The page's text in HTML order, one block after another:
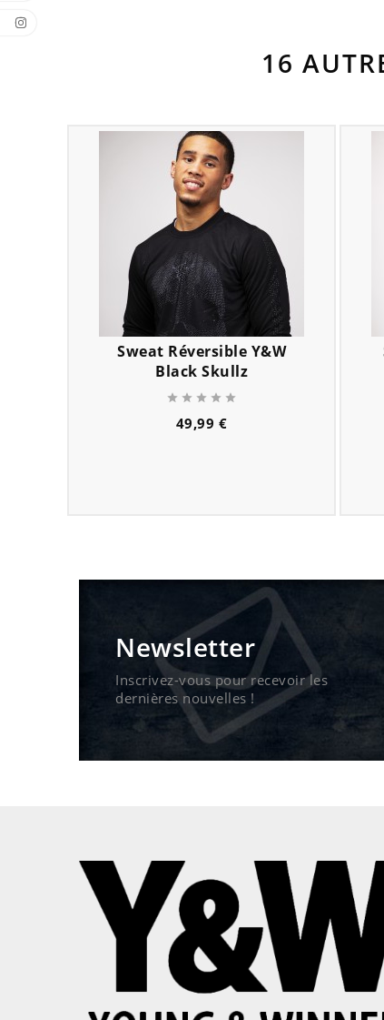
16
Sweat Réversible Y&W
Black Skullz
    
49,99 €Prix
Newsletter
Inscrivez-vous pour recevoir les
dernières nouvelles !